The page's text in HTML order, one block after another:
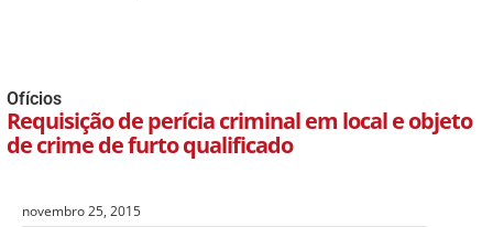
Ofícios
Requisição de perícia criminal em local e objeto
de crime de furto qualificado
novembro 25, 2015